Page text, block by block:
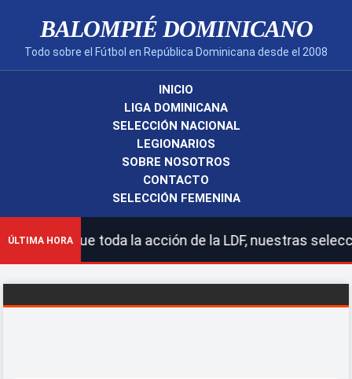
BALOMPIÉ DOMINICANO
Todo sobre el Fútbol en República Dominicana desde el 2008
INICIO
LIGA DOMINICANA
SELECCIÓN NACIONAL
LEGIONARIOS
SOBRE NOSOTROS
CONTACTO
SELECCIÓN FEMENINA
ÚLTIMA HORA
toda la acción de la LDF, nuestras selecciones